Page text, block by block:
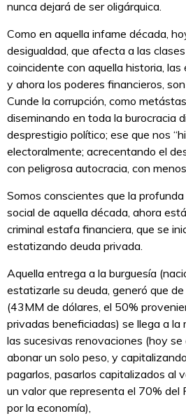
nunca dejará de ser oligárquica.
Como en aquella infame década,
desigualdad, que afecta a las
coincidente con aquella historia,
y ahora los poderes financieros,
Cunde la corrupción, como
diseminando en toda la burocracia
desprestigio político; ese que nos
electoralmente; acrecentando el
con peligrosa autocracia, con
Somos conscientes que la
social de aquella década, ahora
criminal estafa financiera, que se
estatizando deuda privada.
Aquella entrega a la burguesía
estatizarle su deuda, generó que
(43MM de dólares, el 50%
privadas beneficiadas) se llega a la
las sucesivas renovaciones (hoy se
abonar un solo peso, y
pagarlos, pasarlos capitalizados al
un valor que representa el 70% del
por la economía),